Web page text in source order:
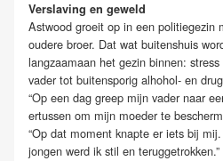
Verslaving en geweld
Astwood groeit op in een politiegezin
oudere broer. Dat wat buitenshuis
langzaamaan het gezin binnen:
vader tot buitensporig alhohol- en
“Op een dag greep mijn vader naar
ertussen om mijn moeder te
“Op dat moment knapte er iets bij
jongen werd ik stil en teruggetrokken.”